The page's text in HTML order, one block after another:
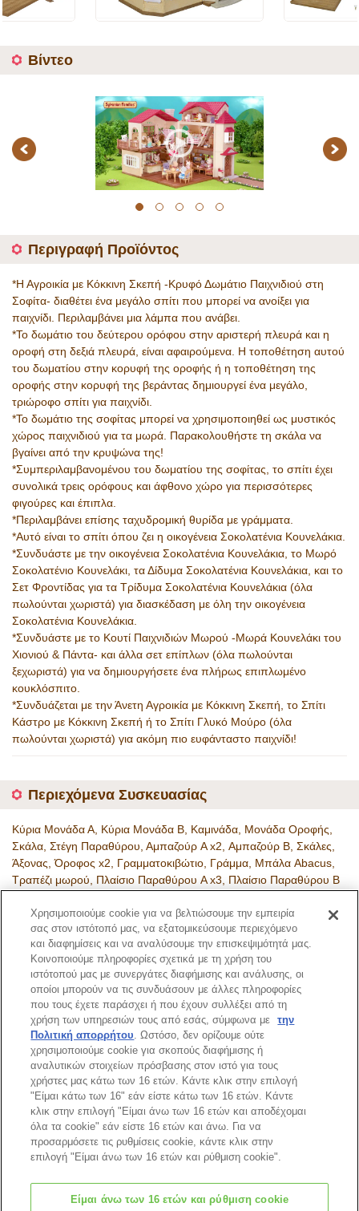
Βίντεο
Previous Next
Περιγραφή Προϊόντος
*Η Αγροικία με Κόκκινη Σκεπή -Κρυφό Δωμάτιο Παιχνιδιού στη
Σοφίτα- διαθέτει ένα μεγάλο σπίτι που μπορεί να ανοίξει για
παιχνίδι. Περιλαμβάνει μια λάμπα που ανάβει.
*Το δωμάτιο του δεύτερου ορόφου στην αριστερή πλευρά και η
οροφή στη δεξιά πλευρά, είναι αφαιρούμενα. Η τοποθέτηση αυτού
του δωματίου στην κορυφή της οροφής ή η τοποθέτηση της
οροφής στην κορυφή της βεράντας δημιουργεί ένα μεγάλο,
τριώροφο σπίτι για παιχνίδι.
*Το δωμάτιο της σοφίτας μπορεί να χρησιμοποιηθεί ως μυστικός
χώρος παιχνιδιού για τα μωρά. Παρακολουθήστε τη σκάλα να
βγαίνει από την κρυψώνα της!
*Συμπεριλαμβανομένου του δωματίου της σοφίτας, το σπίτι έχει
συνολικά τρεις ορόφους και άφθονο χώρο για περισσότερες
φιγούρες και έπιπλα.
*Περιλαμβάνει επίσης ταχυδρομική θυρίδα με γράμματα.
*Αυτό είναι το σπίτι όπου ζει η οικογένεια Σοκολατένια Κουνελάκια.
*Συνδυάστε με την οικογένεια Σοκολατένια Κουνελάκια, το Μωρό
Σοκολατένιο Κουνελάκι, τα Δίδυμα Σοκολατένια Κουνελάκια, και το
Σετ Φροντίδας για τα Τρίδυμα Σοκολατένια Κουνελάκια (όλα
πωλούνται χωριστά) για διασκέδαση με όλη την οικογένεια
Σοκολατένια Κουνελάκια.
*Συνδυάστε με το Κουτί Παιχνιδιών Μωρού -Μωρά Κουνελάκι του
Χιονιού & Πάντα- και άλλα σετ επίπλων (όλα πωλούνται
ξεχωριστά) για να δημιουργήσετε ένα πλήρως επιπλωμένο
κουκλόσπιτο.
*Συνδυάζεται με την Άνετη Αγροικία με Κόκκινη Σκεπή, το Σπίτι
Κάστρο με Κόκκινη Σκεπή ή το Σπίτι Γλυκό Μούρο (όλα
πωλούνται χωριστά) για ακόμη πιο ευφάνταστο παιχνίδι!
Περιεχόμενα Συσκευασίας
Κύρια Μονάδα Α, Κύρια Μονάδα Β, Καμινάδα, Μονάδα Οροφής,
Σκάλα, Στέγη Παραθύρου, Αμπαζούρ A x2, Αμπαζούρ Β, Σκάλες,
Άξονας, Όροφος x2, Γραμματοκιβώτιο, Γράμμα, Μπάλα Abacus,
Τραπέζι μωρού, Πλαίσιο Παραθύρου A x3, Πλαίσιο Παραθύρου B
Κωδικός Προϊόντος 5708
Σελίδα Καταλόγου
Κορυφή Σελίδας
Χρησιμοποιούμε cookie για να βελτιώσουμε την εμπειρία
σας στον ιστότοπό μας, να εξατομικεύσουμε περιεχόμενο
και διαφημίσεις και να αναλύσουμε την επισκεψιμότητά μας.
Κοινοποιούμε πληροφορίες σχετικά με τη χρήση του
ιστότοπού μας με συνεργάτες διαφήμισης και ανάλυσης, οι
οποίοι μπορούν να τις συνδυάσουν με άλλες πληροφορίες
που τους έχετε παράσχει ή που έχουν συλλέξει από τη
χρήση των υπηρεσιών τους από εσάς, σύμφωνα με
την
Πολιτική απορρήτου. Ωστόσο, δεν ορίζουμε ούτε
χρησιμοποιούμε cookie για σκοπούς διαφήμισης ή
αναλυτικών στοιχείων πρόσβασης στον ιστό για τους
χρήστες μας κάτω των 16 ετών. Κάντε κλικ στην επιλογή
"Είμαι κάτω των 16" εάν είστε κάτω των 16 ετών. Κάντε
κλικ στην επιλογή "Είμαι άνω των 16 ετών και αποδέχομαι
όλα τα cookie" εάν είστε 16 ετών και άνω. Για να
προσαρμόσετε τις ρυθμίσεις cookie, κάντε κλικ στην
επιλογή "Είμαι άνω των 16 ετών και ρύθμιση cookie".
Είμαι άνω των 16 ετών και ρύθμιση cookie